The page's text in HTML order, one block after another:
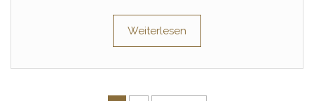
Weiterlesen